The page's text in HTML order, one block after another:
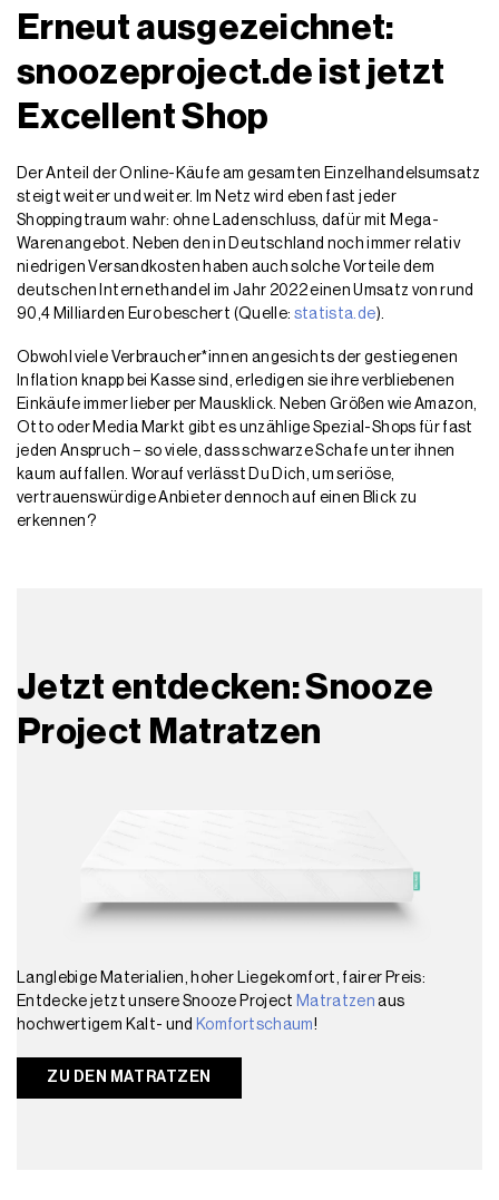
Erneut ausgezeichnet:
snoozeproject.de ist jetzt
Excellent Shop
Der Anteil der Online-Käufe am gesamten Einzelhandelsumsatz
steigt weiter und weiter. Im Netz wird eben fast jeder
Shoppingtraum wahr: ohne Ladenschluss, dafür mit Mega-
Warenangebot. Neben den in Deutschland noch immer relativ
niedrigen Versandkosten haben auch solche Vorteile dem
deutschen Internethandel im Jahr 2022 einen Umsatz von rund
90,4 Milliarden Euro beschert (Quelle: statista.de).
Obwohl viele Verbraucher*innen angesichts der gestiegenen
Inflation knapp bei Kasse sind, erledigen sie ihre verbliebenen
Einkäufe immer lieber per Mausklick. Neben Größen wie Amazon,
Otto oder Media Markt gibt es unzählige Spezial-Shops für fast
jeden Anspruch − so viele, dass schwarze Schafe unter ihnen
kaum auffallen. Worauf verlässt Du Dich, um seriöse,
vertrauenswürdige Anbieter dennoch auf einen Blick zu
erkennen?
Langlebige Materialien, hoher Liegekomfort, fairer Preis:
Entdecke jetzt unsere Snooze Project Matratzen aus
hochwertigem Kalt- und Komfortschaum!
ZU DEN MATRATZEN
Jetzt entdecken: Snooze
Project Matratzen